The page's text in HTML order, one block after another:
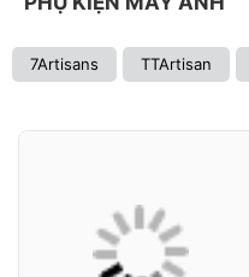
7Artisans TTArtisan